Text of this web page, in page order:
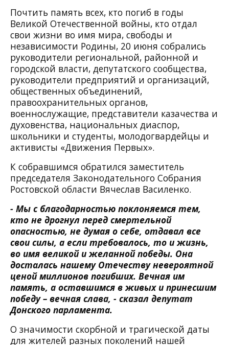
Почтить память всех, кто погиб в годы
Великой Отечественной войны, кто отдал
свои жизни во имя мира, свободы и
независимости Родины, 20 июня собрались
руководители региональной, районной и
городской власти, депутатского сообщества,
руководители предприятий и организаций,
общественных объединений,
правоохранительных органов,
военнослужащие, представители казачества и
духовенства, национальных диаспор,
школьники и студенты, молодогвардейцы и
активисты «Движения Первых».
К собравшимся обратился заместитель
председателя Законодательного Собрания
Ростовской области Вячеслав Василенко.
- Мы с благодарностью поклоняемся тем,
кто не дрогнул перед смертельной
опасностью, не думая о себе, отдавал все
свои силы, а если требовалось, то и жизнь,
во имя великой и желанной победы. Она
досталась нашему Отечеству невероятной
ценой миллионов погибших. Вечная им
память, а оставшимся в живых и принесшим
победу – вечная слава, - сказал депутат
Донского парламента.
О значимости скорбной и трагической даты
для жителей разных поколений нашей